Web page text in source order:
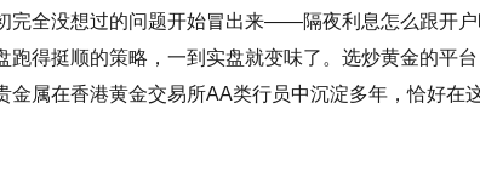
完全没想过的问题开始冒出来——隔夜利息怎么跟开
得挺顺的策略，一到实盘就变味了。选炒黄金的平
属在香港黄金交易所AA类行员中沉淀多年，恰好在